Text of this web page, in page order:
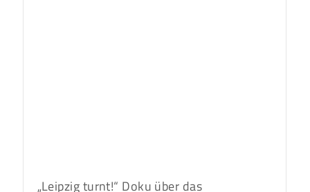
„Leipzig turnt!“ Doku über das